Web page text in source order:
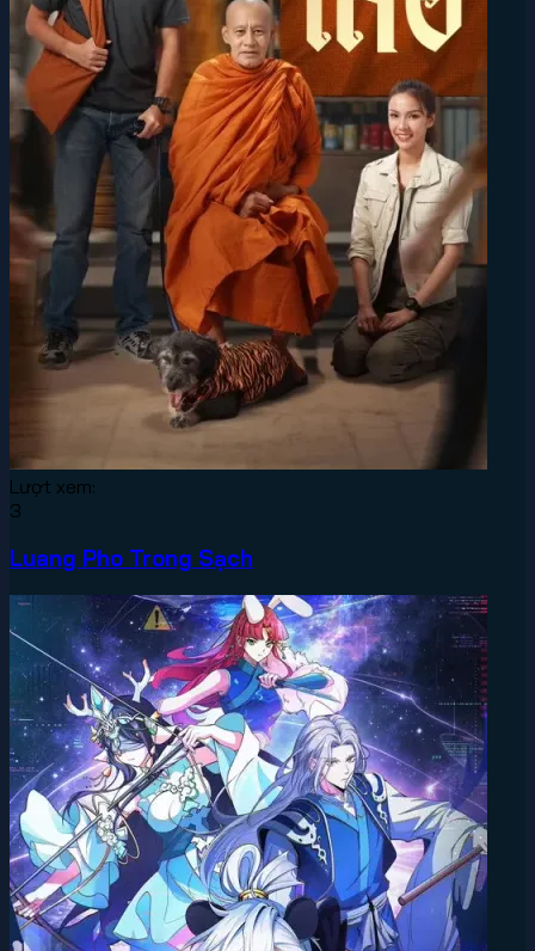
Lượt xem:
3
Luang Pho Trong Sạch